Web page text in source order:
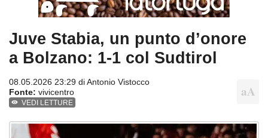
Juve Stabia, un punto d’onore
a Bolzano: 1-1 col Sudtirol
08.05.2026 23:29 diAntonio Vistocco
Fonte: vivicentro
VEDI LETTURE